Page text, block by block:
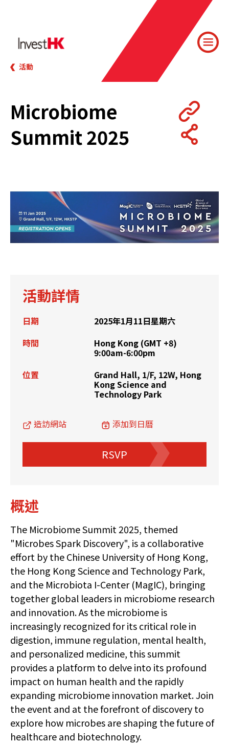
活動
Microbiome
Summit 2025
活動詳情
日期
2025年1月11日星期六
時間
Hong Kong (GMT +8)
9:00am-6:00pm
位置
Grand Hall, 1/F, 12W, Hong
Kong Science and
Technology Park
造訪網站 添加到日曆
RSVP
概述
The Microbiome Summit 2025, themed
"Microbes Spark Discovery", is a collaborative
effort by the Chinese University of Hong Kong,
the Hong Kong Science and Technology Park,
and the Microbiota I-Center (MagIC), bringing
together global leaders in microbiome research
and innovation. As the microbiome is
increasingly recognized for its critical role in
digestion, immune regulation, mental health,
and personalized medicine, this summit
provides a platform to delve into its profound
impact on human health and the rapidly
expanding microbiome innovation market. Join
the event and at the forefront of discovery to
explore how microbes are shaping the future of
healthcare and biotechnology.